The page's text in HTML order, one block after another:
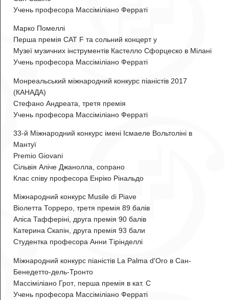
Учень професора Массіміліано Ферраті
Марко Помеллі
Перша премія CAT F та сольний концерт у
Музеї музичних інструментів Кастелло Сфорцеско в Мілані
Учень професора Массіміліано Ферраті
Монреальський міжнародний конкурс піаністів 2017
(КАНАДА)
Стефано Андреата , третя премія
Учень професора Массіміліано Ферраті
33-й Міжнародний конкурс імені Ісмаеле Вольтоліні в
Мантуї
Premio Giovani
Сільвія Аліче Джанолла , сопрано
Клас співу професора Енріко Рінальдо
Міжнародний конкурс Musile di Piave
Віолетта Торреро, третя премія 89 балів
Аліса Тафферіні, друга премія 90 балів
Катерина Скапін, друга премія 93 бали
Студентка професора Анни Тірінделлі
Міжнародний конкурс піаністів La Palma d'Oro в Сан-
Бенедетто-дель-Тронто
Массіміліано Грот, перша премія в кат. C
Учень професора Массіміліано Ферраті